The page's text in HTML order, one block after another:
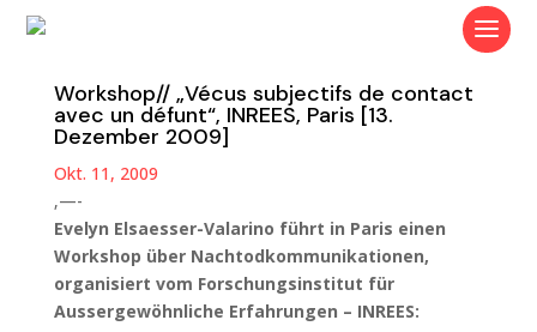
Workshop// „Vécus subjectifs de contact
avec un défunt“, INREES, Paris [13.
Dezember 2009]
Okt. 11, 2009
‚—-
Evelyn Elsaesser-Valarino führt in Paris einen
Workshop über Nachtodkommunikationen,
organisiert vom Forschungsinstitut für
Aussergewöhnliche Erfahrungen – INREES: